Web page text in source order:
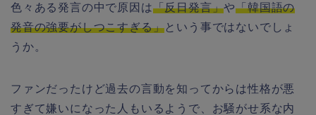
色々ある発言の中で原因は「反日発言」や「韓国語の
発音の強要がしつこすぎる」という事ではないでしょ
うか。
ファンだったけど過去の言動を知ってからは性格が悪
すぎて嫌いになった人もいるようで、お騒がせ系な内